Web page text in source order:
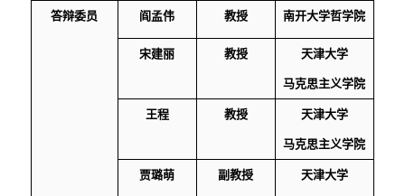
答辩委员 阎孟伟 教授 南开大学哲学院
宋建丽 教授 天津大学
马克思主义学院
王程 教授 天津大学
马克思主义学院
贾璐萌 副教授 天津大学